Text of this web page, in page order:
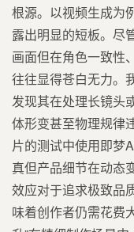
根源。以视频生成为
露出明显的短板。尽
画面但在角色一致性
往往显得苍白无力。
发现其在处理长镜头
体形变甚至物理规律
片的测试中使用即梦
真但产品细节在动态
效应对于追求极致品
味着创作者仍需花费